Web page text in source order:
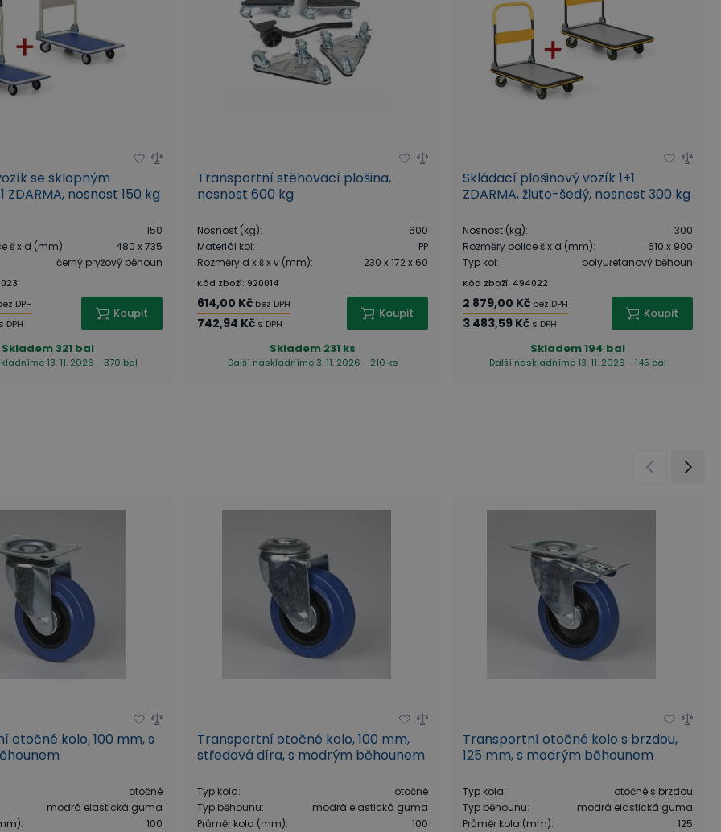
se sklopným
ZDARMA, nosnost 150 kg
150
š x d (mm):
480 x 735
černý pryžový běhoun
DPH
s DPH
Koupit
Skladem321 bal
13. 11. 2026 - 370 bal
Transportní stěhovací plošina,
nosnost 600 kg
Nosnost (kg):
600
Materiál kol:
PP
Rozměry d x š x v (mm): 230 x 172 x 60
Kód zboží:920014
614,00 Kč bez DPH
742,94 Kč s DPH
Koupit
Skladem 231 ks
Další naskladníme 3. 11. 2026 - 210 ks
Skládací plošinový vozík 1+1
ZDARMA, žluto-šedý, nosnost 300 kg
Nosnost (kg):
300
Rozměry police š x d (mm):
610 x 900
Typ kol: polyuretanový běhoun
Kód zboží: 494022
2 879,00 Kč bez DPH
3 483,59 Kč s DPH
Koupit
Skladem194 bal
Další naskladníme 13. 11. 2026 - 145 bal
otočné kolo, 100 mm, s
otočné
modrá elastická guma
: 100
Transportní otočné kolo, 100 mm,
středová díra, s modrým běhounem
Typ kola:
otočné
Typ běhounu:
modrá elastická guma
Průměr kola (mm): 100
Transportní otočné kolo s brzdou,
125 mm, s modrým běhounem
Typ kola:
otočné s brzdou
Typ běhounu:
modrá elastická guma
Průměr kola (mm): 125